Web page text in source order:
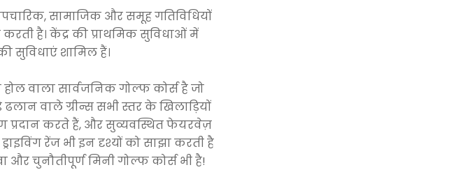
सामाजिक और समूह गतिविधियों
है। केंद्र की प्राथमिक सुविधाओं में
सुविधाएं शामिल हैं।
होल वाला सार्वजनिक गोल्फ कोर्स है जो
वाले ग्रीन्स सभी स्तर के खिलाड़ियों
प्रदान करते हैं, और सुव्यवस्थित फेयरवेज़
रेंज भी इन दृश्यों को साझा करती है
चुनौतीपूर्ण मिनी गोल्फ कोर्स भी है!